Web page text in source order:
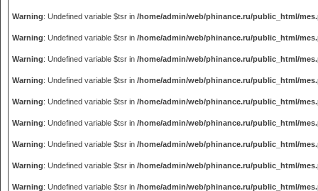
Warning: Undefined variable $tsr in /home/admin/web/phinance.ru/public_html/
Warning: Undefined variable $tsr in /home/admin/web/phinance.ru/public_html/
Warning: Undefined variable $tsr in /home/admin/web/phinance.ru/public_html/
Warning: Undefined variable $tsr in /home/admin/web/phinance.ru/public_html/
Warning: Undefined variable $tsr in /home/admin/web/phinance.ru/public_html/
Warning: Undefined variable $tsr in /home/admin/web/phinance.ru/public_html/
Warning: Undefined variable $tsr in /home/admin/web/phinance.ru/public_html/
Warning: Undefined variable $tsr in /home/admin/web/phinance.ru/public_html/
Warning: Undefined variable $tsr in /home/admin/web/phinance.ru/public_html/